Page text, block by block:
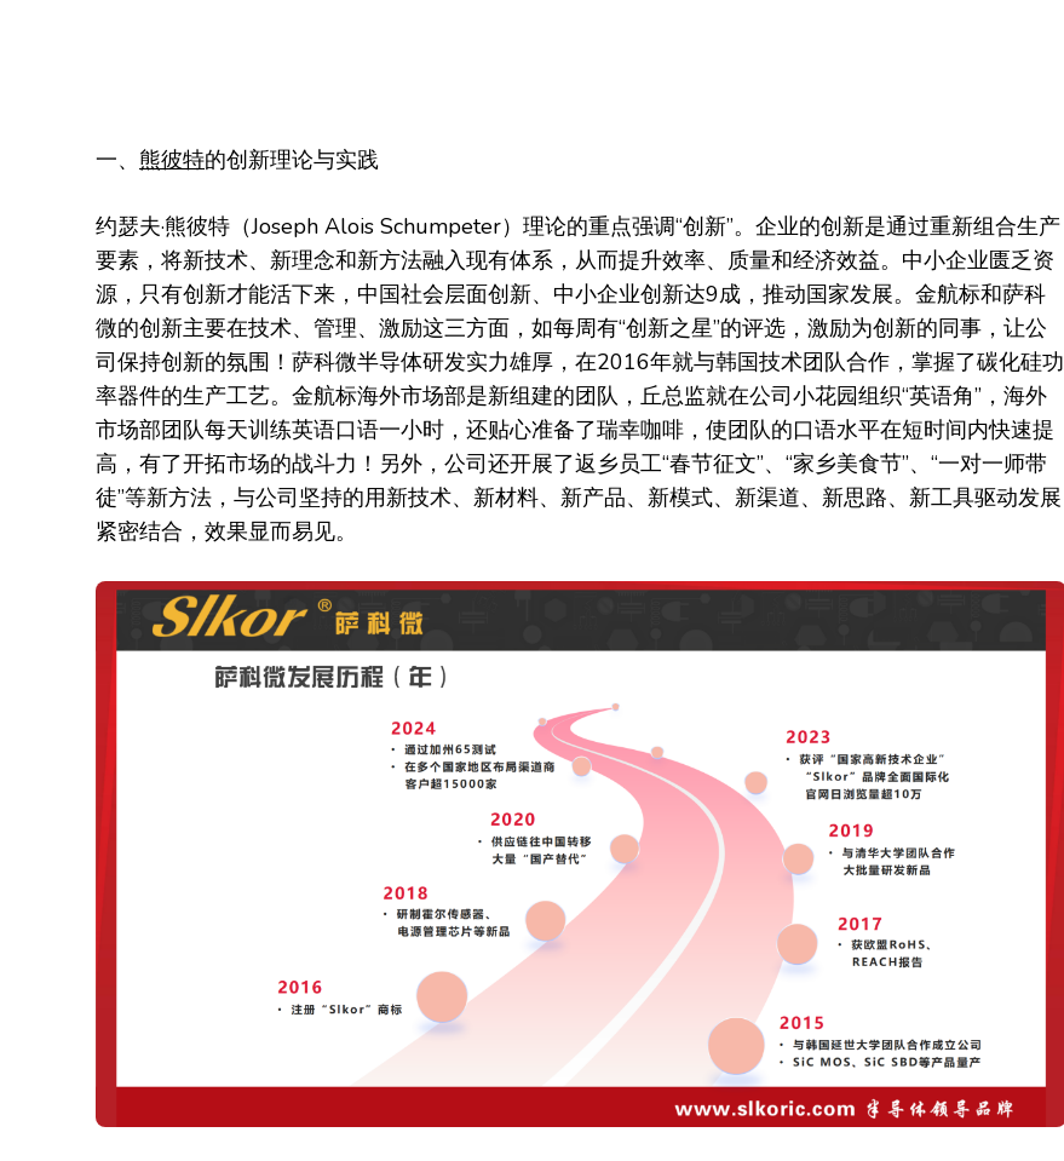
一、 熊彼特的创新理论与实践
约瑟夫·熊彼特（Joseph Alois Schumpeter）理论的重点强调“创新”。企业的创新是通过重新组合生产
要素，将新技术、新理念和新方法融入现有体系，从而提升效率、质量和经济效益。中小企业匮乏资
源，只有创新才能活下来，中国社会层面创新、中小企业创新达9成，推动国家发展。金航标和萨科
微的创新主要在技术、管理、激励这三方面，如每周有“创新之星”的评选，激励为创新的同事，让公
司保持创新的氛围！萨科微半导体研发实力雄厚，在2016年就与韩国技术团队合作，掌握了碳化硅功
率器件的生产工艺。金航标海外市场部是新组建的团队，丘总监就在公司小花园组织“英语角”，海外
市场部团队每天训练英语口语一小时，还贴心准备了瑞幸咖啡，使团队的口语水平在短时间内快速提
高，有了开拓市场的战斗力！另外，公司还开展了返乡员工“春节征文”、“家乡美食节”、“一对一师带
徒”等新方法，与公司坚持的用新技术、新材料、新产品、新模式、新渠道、新思路、新工具驱动发展
紧密结合，效果显而易见。